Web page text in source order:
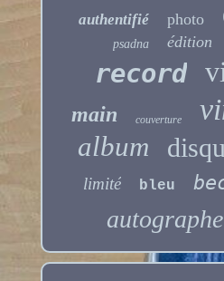
authentifié photo
psadna édition
record
main couverture
album
limité bleu
autographe